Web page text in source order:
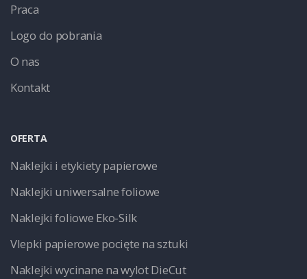
Praca
Logo do pobrania
O nas
Kontakt
OFERTA
Naklejki i etykiety papierowe
Naklejki uniwersalne foliowe
Naklejki foliowe Eko-Silk
Vlepki papierowe pocięte na sztuki
Naklejki wycinane na wylot DieCut